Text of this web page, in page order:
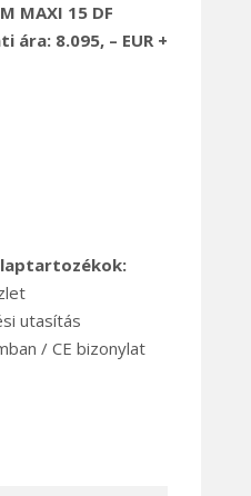
MAXI 15 DF
ára: 8.095, – EUR +
utasítás
/ CE bizonylat